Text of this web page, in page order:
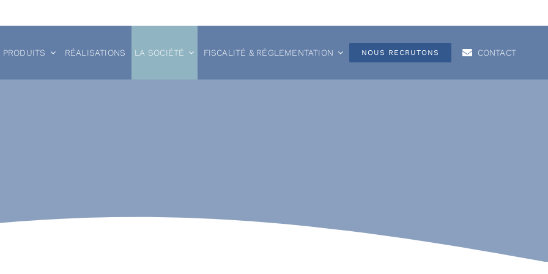
PRODUITS RÉALISATIONS LA SOCIÉTÉ FISCALITÉ & RÉGLEMENTATION NOUS RECRUTONS CONTACT